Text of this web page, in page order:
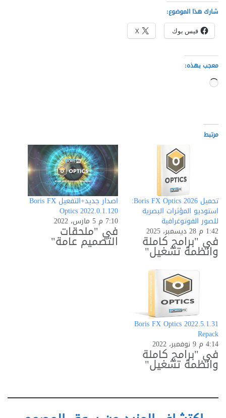
شارك هذا الموضوع:
فيس بوك X
معجب بهذه:
جاري
مرتبط
تحميل Boris FX Optics 2026:
استوديو المؤثرات البصرية
للصور الفوتوغرافية
1:42 م 28 ديسمبر، 2025
في "برامج كاملة
وانظمة تشغيل"
اصدار جديد+التفعيل Boris FX
Optics 2022.0.1.120
7:10 م 5 مارس، 2022
في "ملحقات
التصميم عامة"
Boris FX Optics 2022.5.1.31
Repack
4:14 م 9 نوفمبر، 2022
في "برامج كاملة
وانظمة تشغيل"